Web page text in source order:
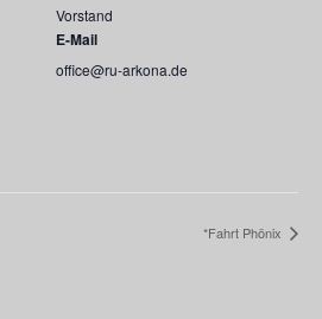
Vorstand
E-Mail
office@ru-arkona.de
*Fahrt Phönix